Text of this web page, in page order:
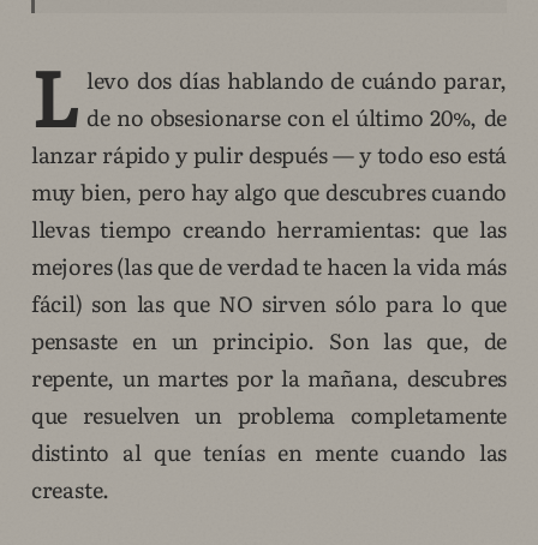
L levo dos días hablando de cuándo parar,
de no obsesionarse con el último 20%, de
lanzar rápido y pulir después — y todo eso está
muy bien, pero hay algo que descubres cuando
llevas tiempo creando herramientas: que las
mejores (las que de verdad te hacen la vida más
fácil) son las que NO sirven sólo para lo que
pensaste en un principio. Son las que, de
repente, un martes por la mañana, descubres
que resuelven un problema completamente
distinto al que tenías en mente cuando las
creaste.